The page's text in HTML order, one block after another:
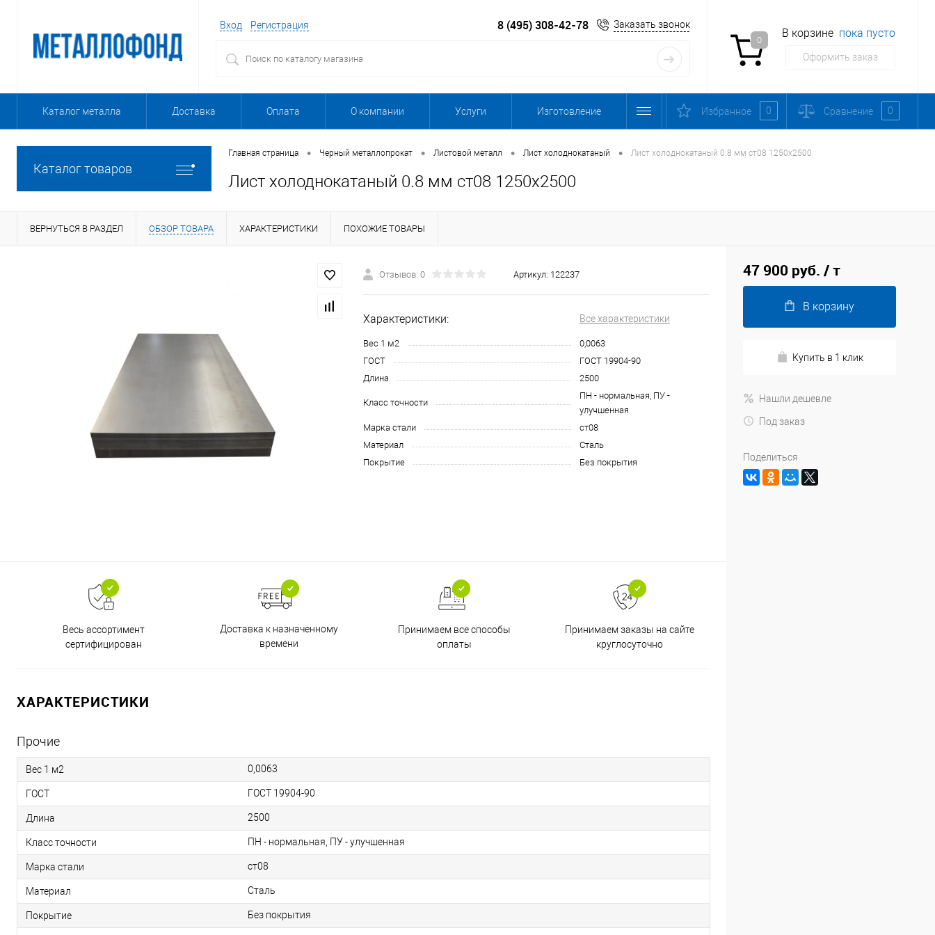
Вход Регистрация 8 (495) 308-42-78 Заказать звонок
0
В корзине пока пусто
Оформить заказ
Каталог металла Доставка Оплата О компании Услуги Изготовление Избранное 0 Сравнение 0
Каталог товаров
Главная страница • Черный металлопрокат • Листовой металл • Лист холоднокатаный • Лист холоднокатаный 0.8 мм ст08 1250х2500
Лист холоднокатаный 0.8 мм ст08 1250х2500
ВЕРНУТЬСЯ В РАЗДЕЛ ОБЗОР ТОВАРА ХАРАКТЕРИСТИКИ ПОХОЖИЕ ТОВАРЫ
Отзывов: 0 Артикул: 122237
Характеристики: Все характеристики
Вес 1 м2
0,0063
ГОСТ
ГОСТ 19904-90
Длина
2500
Класс точности
ПН - нормальная, ПУ -
улучшенная
Марка стали
ст08
Материал
Сталь
Покрытие
Без покрытия
Весь ассортимент
сертифицирован
Доставка к назначенному
времени
Принимаем все способы
оплаты
Принимаем заказы на сайте
круглосуточно
ХАРАКТЕРИСТИКИ
Прочие
Вес 1 м2 0,0063
ГОСТ ГОСТ 19904-90
Длина 2500
Класс точности ПН - нормальная, ПУ - улучшенная
Марка стали ст08
Материал Сталь
Покрытие Без покрытия
47 900 руб. / т
В корзину
Купить в 1 клик
Нашли дешевле
Под заказ
Поделиться